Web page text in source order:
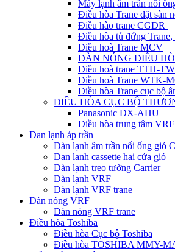
Máy lạnh âm trần nối
Điều hòa Trane đặt
Điều hào trane CGDR
Điều hòa tủ đứng
Điều hoà Trane MCV
DÀN NÓNG ĐIỀU
Điều hoà trane TTH-
Điều hoà Trane WTK-
Điều hòa Trane cục bộ
ĐIỀU HÒA CỤC BỘ
Panasonic DX-AHU
Điều hòa trung tâm
Dan lạnh áp trần
Dàn lạnh âm trần nối ống gió
Dan lanh cassette hai cửa gió
Dàn lạnh treo tường Carrier
Dàn lạnh VRF
Dàn lạnh VRF trane
Dàn nóng VRF
Dàn nóng VRF trane
Điều hòa Toshiba
Điều hòa Cục bộ Toshiba
Điều hòa TOSHIBA MMY-